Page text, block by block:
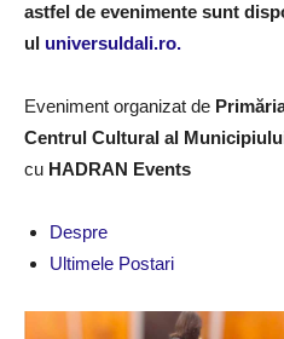
astfel de evenimente sunt
ul universuldali.ro.
Eveniment organizat de
Centrul Cultural al
cu HADRAN Events
Despre
Ultimele Postari